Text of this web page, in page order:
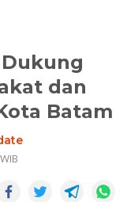
dan
Batam